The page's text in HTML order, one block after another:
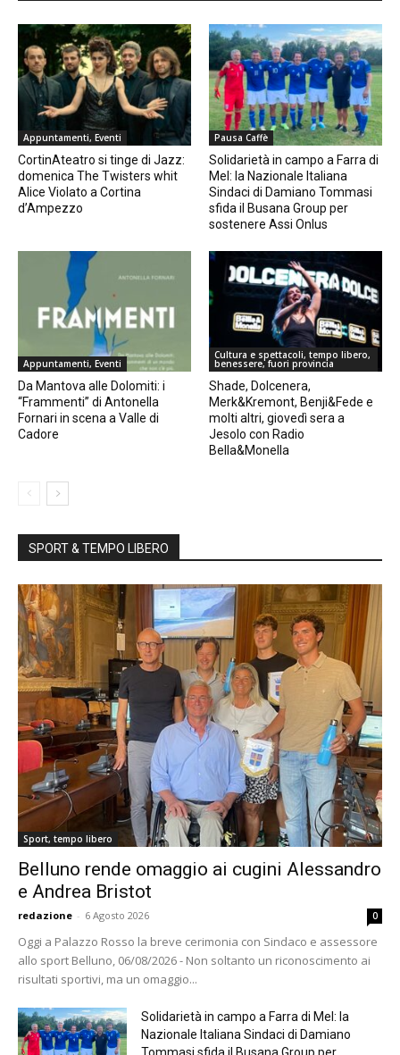
Appuntamenti, Eventi
CortinAteatro si tinge di Jazz:
domenica The Twisters whit
Alice Violato a Cortina
d’Ampezzo
Pausa Caffè
Solidarietà in campo a Farra di
Mel: la Nazionale Italiana
Sindaci di Damiano Tommasi
sfida il Busana Group per
sostenere Assi Onlus
Appuntamenti, Eventi
Da Mantova alle Dolomiti: i
“Frammenti” di Antonella
Fornari in scena a Valle di
Cadore
Cultura e spettacoli, tempo libero,
benessere, fuori provincia
Shade, Dolcenera,
Merk&Kremont, Benji&Fede e
molti altri, giovedì sera a
Jesolo con Radio
Bella&Monella
SPORT & TEMPO LIBERO
Sport, tempo libero
Belluno rende omaggio ai cugini Alessandro
e Andrea Bristot
redazione - 6 Agosto 2026 0
Oggi a Palazzo Rosso la breve cerimonia con Sindaco e assessore
allo sport Belluno, 06/08/2026 - Non soltanto un riconoscimento ai
risultati sportivi, ma un omaggio...
Solidarietà in campo a Farra di Mel: la
Nazionale Italiana Sindaci di Damiano